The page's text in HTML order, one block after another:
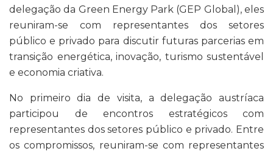
delegação da Green Energy Park (GEP Global), eles
reuniram-se com representantes dos setores
público e privado para discutir futuras parcerias em
transição energética, inovação, turismo sustentável
e economia criativa.
No primeiro dia de visita, a delegação austríaca
participou de encontros estratégicos com
representantes dos setores público e privado. Entre
os compromissos, reuniram-se com representantes